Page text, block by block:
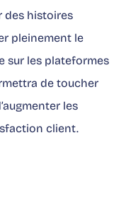
des histoires
pleinement le
sur les plateformes
de toucher
augmenter les
client.